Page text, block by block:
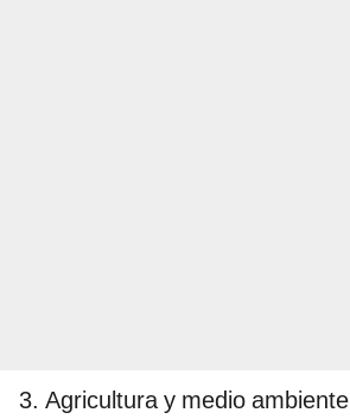
3. Agricultura y medio ambiente